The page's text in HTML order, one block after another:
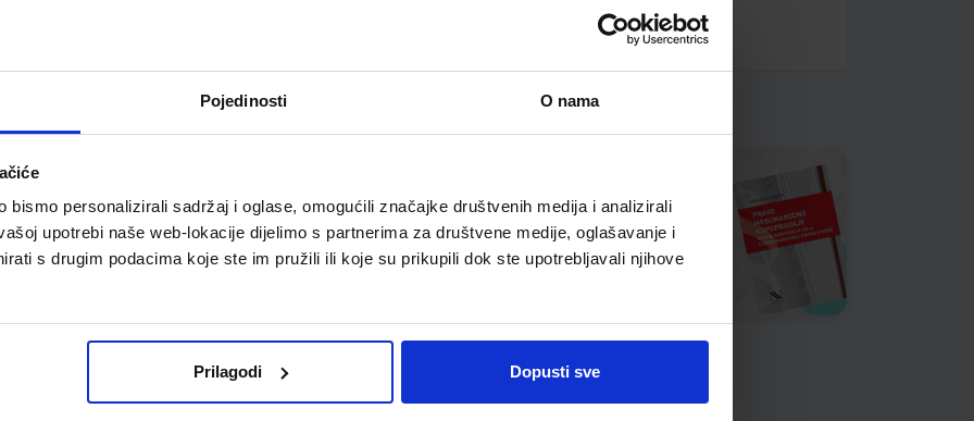
Pojedinosti O nama
bismo personalizirali sadržaj i oglase, omogućili značajke društvenih medija i analizirali
upotrebi naše web-lokacije dijelimo s partnerima za društvene medije, oglašavanje i
s drugim podacima koje ste im pružili ili koje su prikupili dok ste upotrebljavali njihove
Prilagodi Dopusti sve
za 3. razred gimnazija